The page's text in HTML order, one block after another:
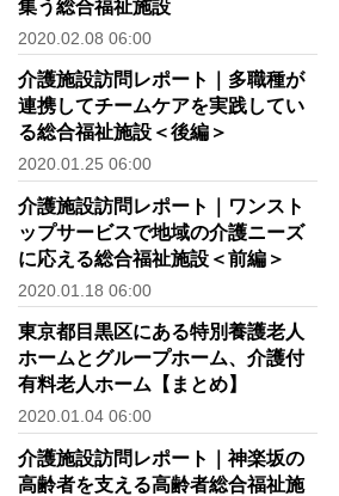
集う総合福祉施設
2020.02.08 06:00
介護施設訪問レポート｜多職種が
連携してチームケアを実践してい
る総合福祉施設＜後編＞
2020.01.25 06:00
介護施設訪問レポート｜ワンスト
ップサービスで地域の介護ニーズ
に応える総合福祉施設＜前編＞
2020.01.18 06:00
東京都目黒区にある特別養護老人
ホームとグループホーム、介護付
有料老人ホーム【まとめ】
2020.01.04 06:00
介護施設訪問レポート｜神楽坂の
高齢者を支える高齢者総合福祉施